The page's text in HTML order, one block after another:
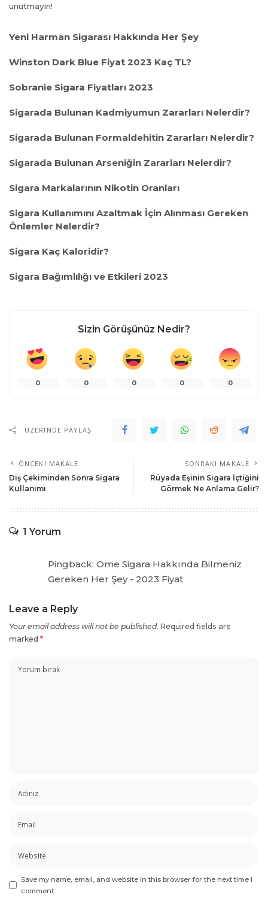
unutmayın!
Yeni Harman Sigarası Hakkında Her Şey
Winston Dark Blue Fiyat 2023 Kaç TL?
Sobranie Sigara Fiyatları 2023
Sigarada Bulunan Kadmiyumun Zararları Nelerdir?
Sigarada Bulunan Formaldehitin Zararları Nelerdir?
Sigarada Bulunan Arseniğin Zararları Nelerdir?
Sigara Markalarının Nikotin Oranları
Sigara Kullanımını Azaltmak İçin Alınması Gereken
Önlemler Nelerdir?
Sigara Kaç Kaloridir?
Sigara Bağımlılığı ve Etkileri 2023
Sizin Görüşünüz Nedir?
0 0 0 0 0
ÜZERINDE PAYLAŞ
ÖNCEKI MAKALE
Diş Çekiminden Sonra Sigara
Kullanımı
SONRAKI MAKALE
Rüyada Eşinin Sigara İçtiğini
Görmek Ne Anlama Gelir?
1 Yorum
Pingback: Ome Sigara Hakkında Bilmeniz
Gereken Her Şey - 2023 Fiyat
Leave a Reply
Your email address will not be published. Required fields are
marked *
Save my name, email, and website in this browser for the next time I
comment.